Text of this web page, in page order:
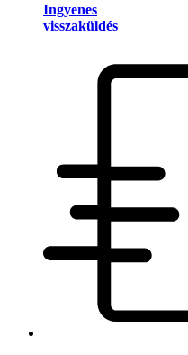
Ingyenes
visszaküldés